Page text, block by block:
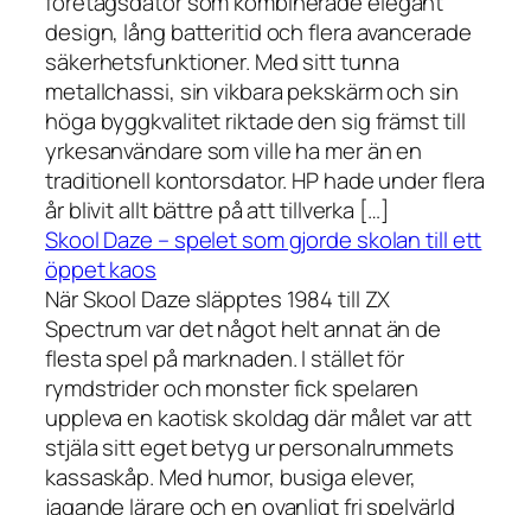
design, lång batteritid och flera avancerade
säkerhetsfunktioner. Med sitt tunna
metallchassi, sin vikbara pekskärm och sin
höga byggkvalitet riktade den sig främst till
yrkesanvändare som ville ha mer än en
traditionell kontorsdator. HP hade under flera
år blivit allt bättre på att tillverka […]
Skool Daze – spelet som gjorde skolan till ett
öppet kaos
När Skool Daze släpptes 1984 till ZX
Spectrum var det något helt annat än de
flesta spel på marknaden. I stället för
rymdstrider och monster fick spelaren
uppleva en kaotisk skoldag där målet var att
stjäla sitt eget betyg ur personalrummets
kassaskåp. Med humor, busiga elever,
jagande lärare och en ovanligt fri spelvärld